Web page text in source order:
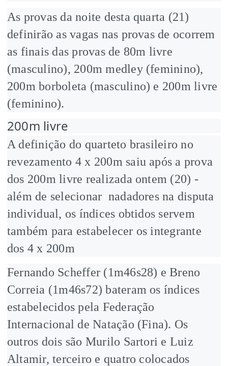
As provas da noite desta quarta (21)
definirão as vagas nas provas de ocorrem
as finais das provas de 80m livre
(masculino), 200m medley (feminino),
200m borboleta (masculino) e 200m livre
(feminino).
200m livre
A definição do quarteto brasileiro no
revezamento 4 x 200m saiu após a prova
dos 200m livre realizada ontem (20) -
além de selecionar nadadores na disputa
individual, os índices obtidos servem
também para estabelecer os integrante
dos 4 x 200m
Fernando Scheffer (1m46s28) e Breno
Correia (1m46s72) bateram os índices
estabelecidos pela Federação
Internacional de Natação (Fina). Os
outros dois são Murilo Sartori e Luiz
Altamir, terceiro e quatro colocados